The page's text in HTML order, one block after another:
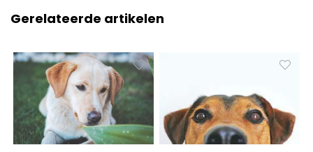
Gerelateerde artikelen